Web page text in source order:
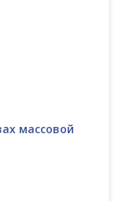
массовой